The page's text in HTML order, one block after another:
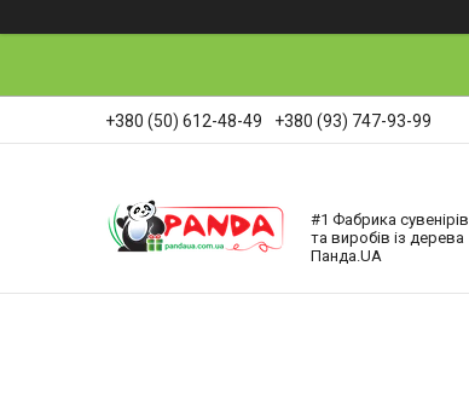
+380 (50) 612-48-49 +380 (93) 747-93-99
#1 Фабрика сувенірів
та виробів із дерева
Панда.UA